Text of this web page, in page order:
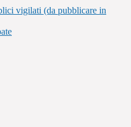
vigilati (da pubblicare in